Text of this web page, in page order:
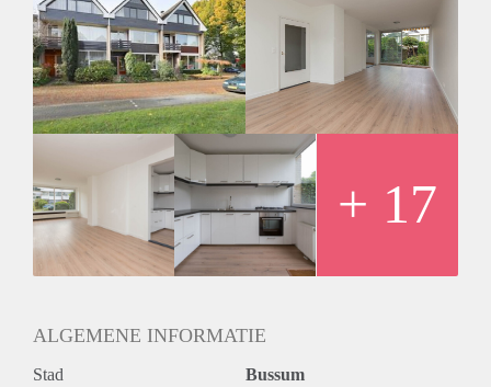
Begane grond: entree, hal, meterkast, toilet met fontein, ruime
uitgebouwde woon/eetkamer met schuifpui naar de tuin,
open keuken voorzien van inbouwapparatuur waaronder een
vaatwasser, 5 pits gaskookplaat, koelkast en combi-oven,
ruime achtertuin op het Oosten met vrijstaande stenen
berging voorzien van elektra;
1e verdieping: overloop, ruime slaapkamer aan de voorzijde
met toegang tot balkon, slaapkamer met toegang tot hetzelfde
balkon, 3e en 4e grote slaapkamer aan de achterzijde,
badkamer met douche en 2e toilet, wastafelmeubel en
designradiator;
2e verdieping: overloop, grote 5e en 6e slaapkamer met veel
en aansluitingen voor wasmachine/droger.
+ 17
ALGEMENE INFORMATIE
Stad Bussum